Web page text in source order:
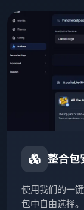
整合包
使用我们的一
包中自由选择。